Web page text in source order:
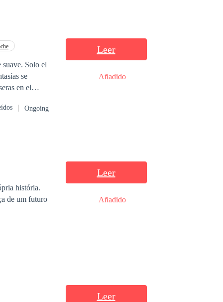
en el
Ongoing
Leer
Añadido
história.
de um futuro
Leer
Añadido
Leer